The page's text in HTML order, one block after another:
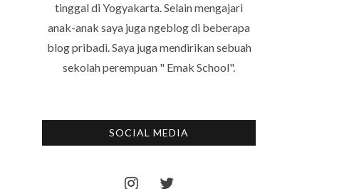
tinggal di Yogyakarta. Selain mengajari
anak-anak saya juga ngeblog di beberapa
blog pribadi. Saya juga mendirikan sebuah
sekolah perempuan " Emak School".
SOCIAL MEDIA